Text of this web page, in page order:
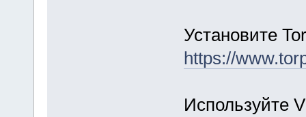
Установите
https://
Используйте